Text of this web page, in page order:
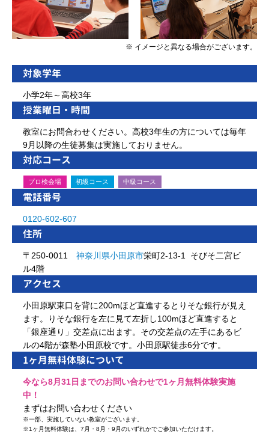
※ イメージと異なる場合がございます。
対象学年
小学2年～高校3年
授業曜日・時間
教室にお問合わせください。高校3年生の方については毎年
9月以降の生徒募集は実施しておりません。
対応コース
プロ検会場 初級コース 中級コース
電話番号
0120-602-607
住所
〒250-0011 神奈川県小田原市栄町2-13-1 そびそ二宮ビ
ル4階
アクセス
小田原駅東口を背に200mほど直進するとりそな銀行が見え
ます。りそな銀行を左に見て左折し100mほど直進すると
「銀座通り」交差点に出ます。その交差点の左手にあるビ
ルの4階が森塾小田原校です。小田原駅徒歩6分です。
1ヶ月無料体験について
今なら8月31日までのお問い合わせで1ヶ月無料体験実施
中！
まずはお問い合わせください
※一部、実施していない教室がございます。
※1ヶ月無料体験は、7月・8月・9月のいずれかでご参加いただけます。